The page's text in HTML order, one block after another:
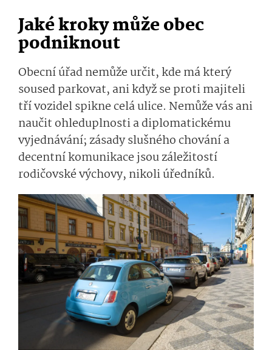
Jaké kroky může obec
podniknout
Obecní úřad nemůže určit, kde má který
soused parkovat, ani když se proti majiteli
tří vozidel spikne celá ulice. Nemůže vás ani
naučit ohleduplnosti a diplomatickému
vyjednávání; zásady slušného chování a
decentní komunikace jsou záležitostí
rodičovské výchovy, nikoli úředníků.